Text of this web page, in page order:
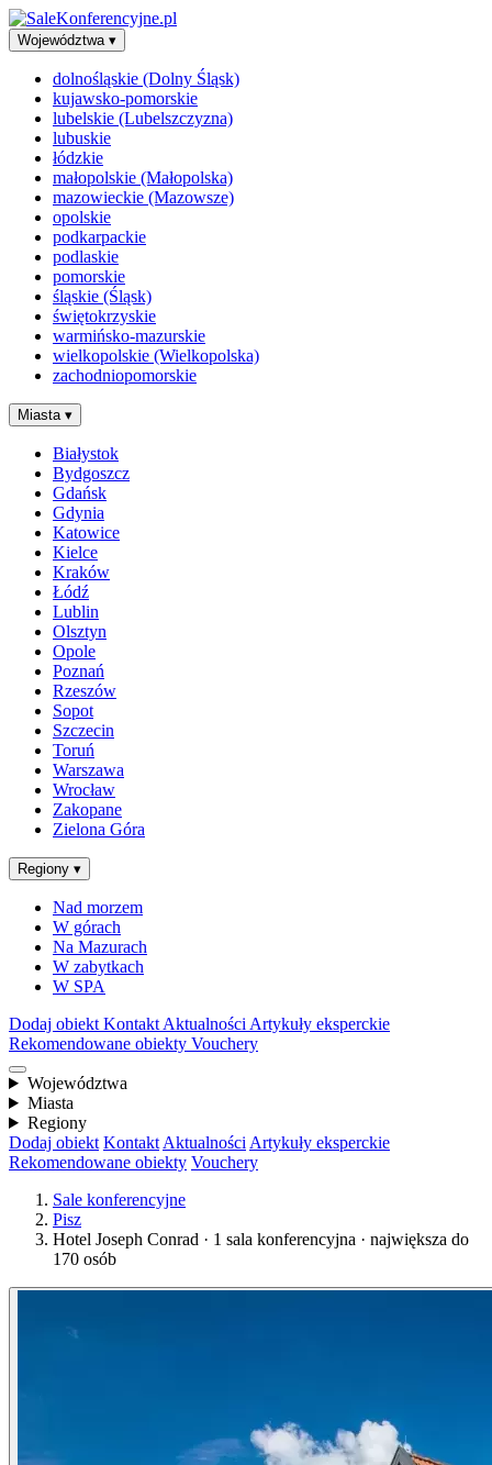
Województwa ▾
dolnośląskie (Dolny Śląsk)
kujawsko-pomorskie
lubelskie (Lubelszczyzna)
lubuskie
łódzkie
małopolskie (Małopolska)
mazowieckie (Mazowsze)
opolskie
podkarpackie
podlaskie
pomorskie
śląskie (Śląsk)
świętokrzyskie
warmińsko-mazurskie
wielkopolskie (Wielkopolska)
zachodniopomorskie
Miasta ▾
Białystok
Bydgoszcz
Gdańsk
Gdynia
Katowice
Kielce
Kraków
Łódź
Lublin
Olsztyn
Opole
Poznań
Rzeszów
Sopot
Szczecin
Toruń
Warszawa
Wrocław
Zakopane
Zielona Góra
Regiony ▾
Nad morzem
W górach
Na Mazurach
W zabytkach
W SPA
Dodaj obiekt Kontakt Aktualności Artykuły eksperckie
Rekomendowane obiekty Vouchery
Województwa
Miasta
Regiony
Dodaj obiekt Kontakt Aktualności Artykuły eksperckie
Rekomendowane obiekty Vouchery
Sale konferencyjne
Pisz
Hotel Joseph Conrad · 1 sala konferencyjna · największa do
170 osób